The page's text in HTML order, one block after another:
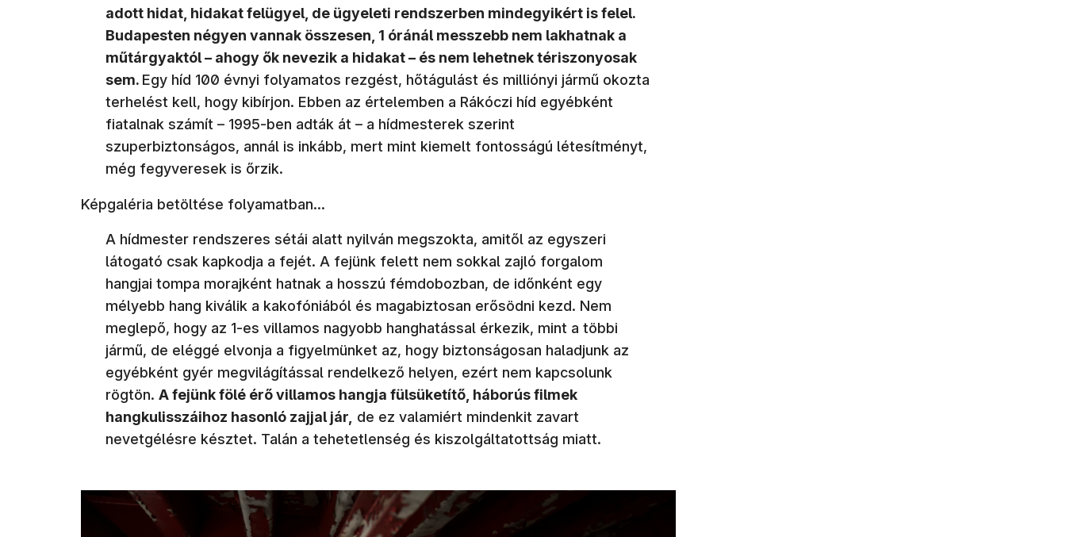
adott hidat, hidakat felügyel, de ügyeleti rendszerben mindegyikért is felel.
Budapesten négyen vannak összesen, 1 óránál messzebb nem lakhatnak a
műtárgyaktól – ahogy ők nevezik a hidakat – és nem lehetnek tériszonyosak
sem. Egy híd 100 évnyi folyamatos rezgést, hőtágulást és milliónyi jármű okozta
terhelést kell, hogy kibírjon. Ebben az értelemben a Rákóczi híd egyébként
fiatalnak számít – 1995-ben adták át – a hídmesterek szerint
szuperbiztonságos, annál is inkább, mert mint kiemelt fontosságú létesítményt,
még fegyveresek is őrzik.
Képgaléria betöltése folyamatban...
A hídmester rendszeres sétái alatt nyilván megszokta, amitől az egyszeri
látogató csak kapkodja a fejét. A fejünk felett nem sokkal zajló forgalom
hangjai tompa morajként hatnak a hosszú fémdobozban, de időnként egy
mélyebb hang kiválik a kakofóniából és magabiztosan erősödni kezd. Nem
meglepő, hogy az 1-es villamos nagyobb hanghatással érkezik, mint a többi
jármű, de eléggé elvonja a figyelmünket az, hogy biztonságosan haladjunk az
egyébként gyér megvilágítással rendelkező helyen, ezért nem kapcsolunk
rögtön. A fejünk fölé érő villamos hangja fülsüketítő, háborús filmek
hangkulisszáihoz hasonló zajjal jár, de ez valamiért mindenkit zavart
nevetgélésre késztet. Talán a tehetetlenség és kiszolgáltatottság miatt.